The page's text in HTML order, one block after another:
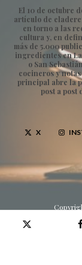
El 10 de octubre
artículo de
en torno a las
cultura y, en
más de 5.000
ingredientes en
o San
cocineros y
principal abre la
post a post
X